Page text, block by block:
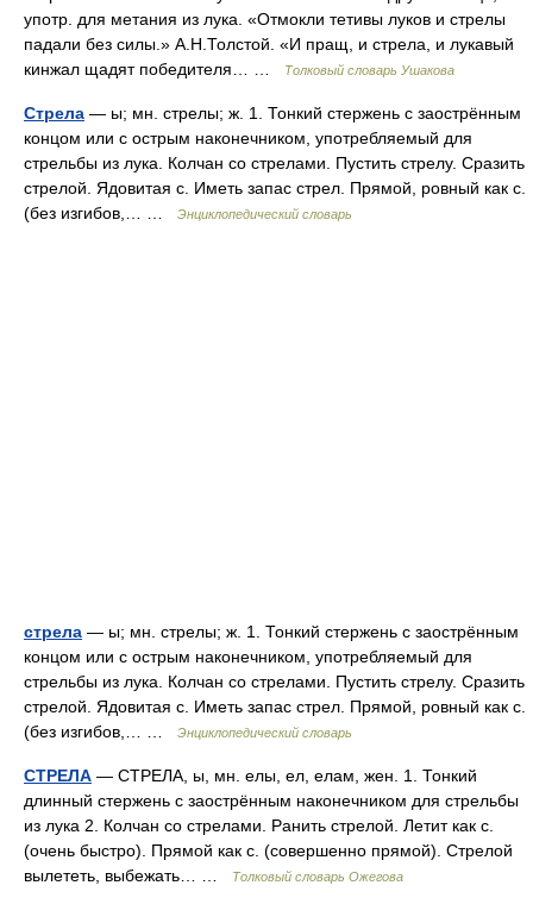
употр. для метания из лука. «Отмокли тетивы луков и стрелы
падали без силы.» А.Н.Толстой. «И пращ, и стрела, и лукавый
кинжал щадят победителя… …
Толковый словарь Ушакова
Стрела — ы; мн. стрелы; ж. 1. Тонкий стержень с заострённым
концом или с острым наконечником, употребляемый для
стрельбы из лука. Колчан со стрелами. Пустить стрелу. Сразить
стрелой. Ядовитая с. Иметь запас стрел. Прямой, ровный как с.
(без изгибов,… …
Энциклопедический словарь
стрела — ы; мн. стрелы; ж. 1. Тонкий стержень с заострённым
концом или с острым наконечником, употребляемый для
стрельбы из лука. Колчан со стрелами. Пустить стрелу. Сразить
стрелой. Ядовитая с. Иметь запас стрел. Прямой, ровный как с.
(без изгибов,… …
Энциклопедический словарь
СТРЕЛА — СТРЕЛА, ы, мн. елы, ел, елам, жен. 1. Тонкий
длинный стержень с заострённым наконечником для стрельбы
из лука 2. Колчан со стрелами. Ранить стрелой. Летит как с.
(очень быстро). Прямой как с. (совершенно прямой). Стрелой
вылететь, выбежать… …
Толковый словарь Ожегова